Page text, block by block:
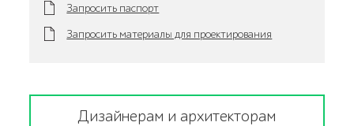
Запросить паспорт
Запросить материалы для проектирования
Дизайнерам и архитекторам